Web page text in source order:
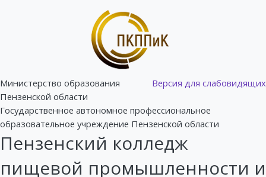
Версия для слабовидящих
Министерство образования
Пензенской области
Государственное автономное профессиональное
образовательное учреждение Пензенской области
Пензенский колледж
пищевой промышленности и